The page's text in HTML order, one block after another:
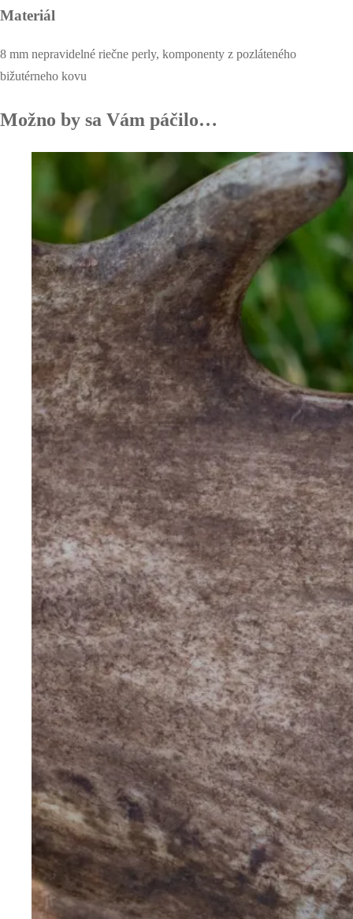
snehobiely
Materiál
8 mm nepravidelné riečne perly, komponenty z pozláteného
bižutérneho kovu
Možno by sa Vám páčilo…